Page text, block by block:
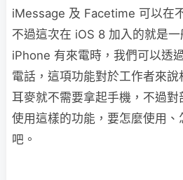
iMessage 及 Facetime 可以在
不過這次在 iOS 8 加入的就是
iPhone 有來電時，我們可以透
電話，這項功能對於工作者來
耳麥就不需要拿起手機，不過
使用這樣的功能，要怎麼使用
吧。